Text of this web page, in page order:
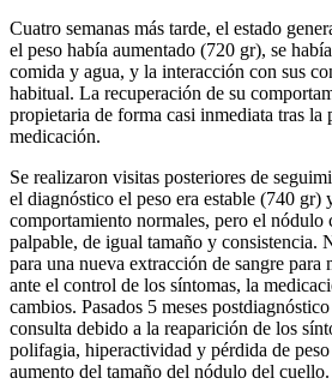
Cuatro semanas más tarde, el estado
el peso había aumentado (720 gr), se
comida y agua, y la interacción con sus
habitual. La recuperación de su
propietaria de forma casi inmediata tras la
medicación.
Se realizaron visitas posteriores de
el diagnóstico el peso era estable (740 gr)
comportamiento normales, pero el nódulo
palpable, de igual tamaño y consistencia.
para una nueva extracción de sangre
ante el control de los síntomas, la
cambios. Pasados 5 meses
consulta debido a la reaparición de los
polifagia, hiperactividad y pérdida de
aumento del tamaño del nódulo del cuello.